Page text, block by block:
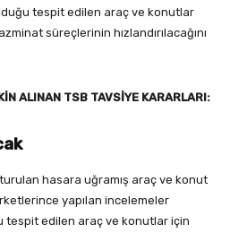
tespit edilen araç ve konutlar
süreçlerinin hızlandırılacağını
ALINAN TSB TAVSİYE KARARLARI:
hasara uğramış araç ve konut
yapılan incelemeler
tespit edilen araç ve konutlar için